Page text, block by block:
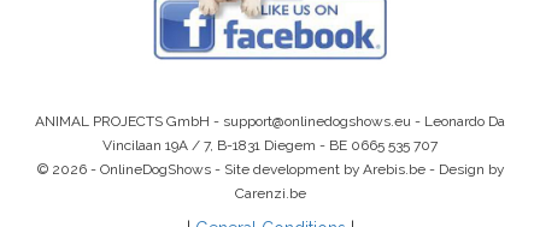
ANIMAL PROJECTS GmbH - support@onlinedogshows.eu - Leonardo Da
Vincilaan 19A / 7, B-1831 Diegem - BE 0665 535 707
© 2026 - OnlineDogShows - Site development by Arebis.be - Design by
Carenzi.be